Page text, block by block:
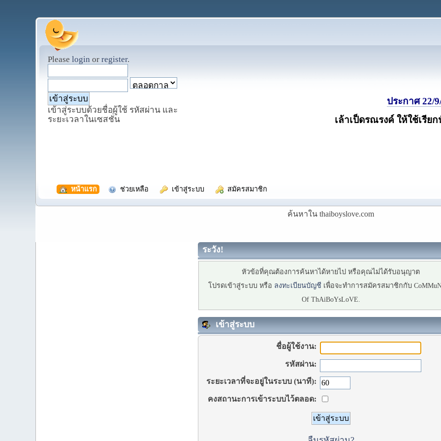
Please login or register.
เข้าสู่ระบบด้วยชื่อผู้ใช้ รหัสผ่าน และ
ระยะเวลาในเซสชั่น
ประกาศ 22/
เล้าเป็ดรณรงค์ ให้ใช้เรีย
หน้าแรก ช่วยเหลือ เข้าสู่ระบบ สมัครสมาชิก
ค้นหาใน thaiboyslove.com
ระวัง!
หัวข้อที่คุณต้องการค้นหาได้หายไป หรือคุณไม่ได้รับอนุญาต
โปรดเข้าสู่ระบบ หรือ ลงทะเบียนบัญชี เพื่อจะทำการสมัครสมาชิกกับ
Of ThAiBoYsLoVE.
เข้าสู่ระบบ
ชื่อผู้ใช้งาน:
รหัสผ่าน:
ระยะเวลาที่จะอยู่ในระบบ (นาที):
คงสถานะการเข้าระบบไว้ตลอด: